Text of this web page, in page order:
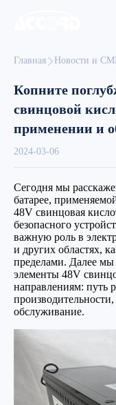
Главная Новости и
Копните
свинцовой
применении и
2024-03-06
Сегодня мы
батарее,
48V свинцовая
безопасного
важную роль в
и других областях,
пределами. Далее мы
элементы 48V
направлениям: путь
обслуживание.